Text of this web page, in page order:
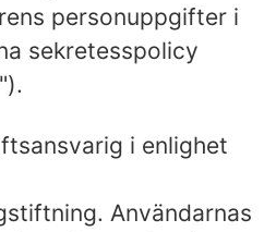
personuppgifter i
sekretesspolicy
i enlighet
Användarnas